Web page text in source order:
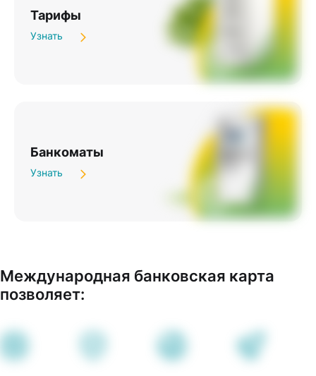
Тарифы
Узнать
Банкоматы
Узнать
Международная банковская карта
позволяет: